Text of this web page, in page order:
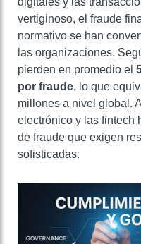
vertiginoso, el fraude
normativo se han
las organizaciones.
pierden en promedio el
por fraude, lo que
millones a nivel global.
electrónico y las fintech
de fraude que exigen
sofisticadas.